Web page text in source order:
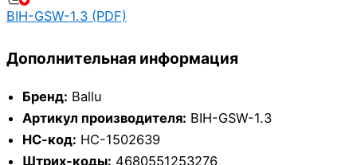
BIH-GSW-1.3 (PDF)
Дополнительная информация
Бренд: Ballu
Артикул производителя: BIH-GSW-1.3
НС-код: НС-1502639
Штрих-коды: 4680551253276